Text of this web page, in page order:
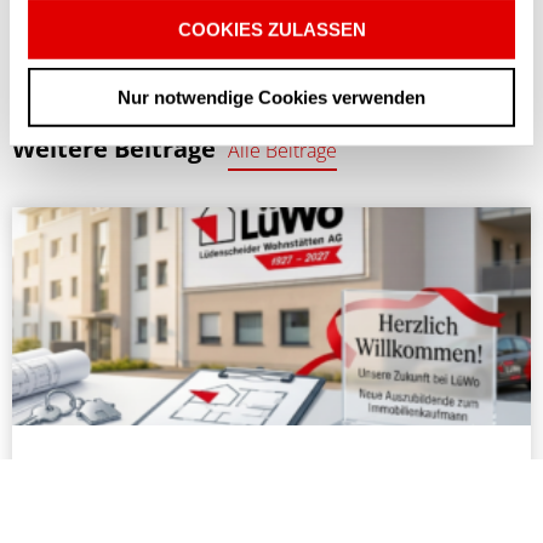
COOKIES ZULASSEN
Nur notwendige Cookies verwenden
Weitere Beiträge Alle Beiträge